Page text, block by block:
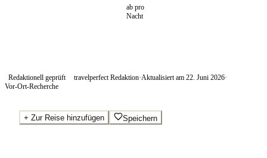
ab pro
Nacht
Redaktionell geprüft travelperfect Redaktion·Aktualisiert am 22. Juni 2026·
Vor-Ort-Recherche
+ Zur Reise hinzufügen Speichern